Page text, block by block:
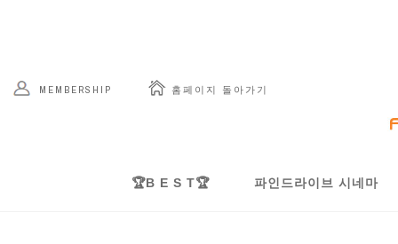
MEMBERSHIP 홈페이지 돌아가기
🏆B E S T🏆 파인드라이브 시네마